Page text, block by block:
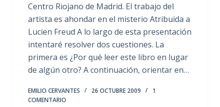
Centro Riojano de Madrid. El trabajo del
artista es ahondar en el misterio Atribuida a
Lucien Freud A lo largo de esta presentación
intentaré resolver dos cuestiones. La
primera es ¿Por qué leer este libro en lugar
de algún otro? A continuación, orientar en…
EMILIO CERVANTES 26 OCTUBRE 2009
1
COMENTARIO